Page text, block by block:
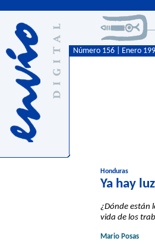
Número 156 | Enero
Honduras
Ya hay
¿Dónde están
vida de los
Mario Posas